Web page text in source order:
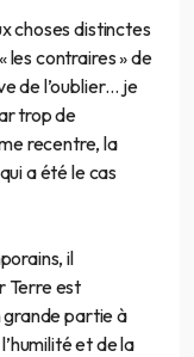
choses distinctes
les contraires » de
de l’oublier… je
trop de
recentre, la
a été le cas
il
Terre est
grande partie à
et de la